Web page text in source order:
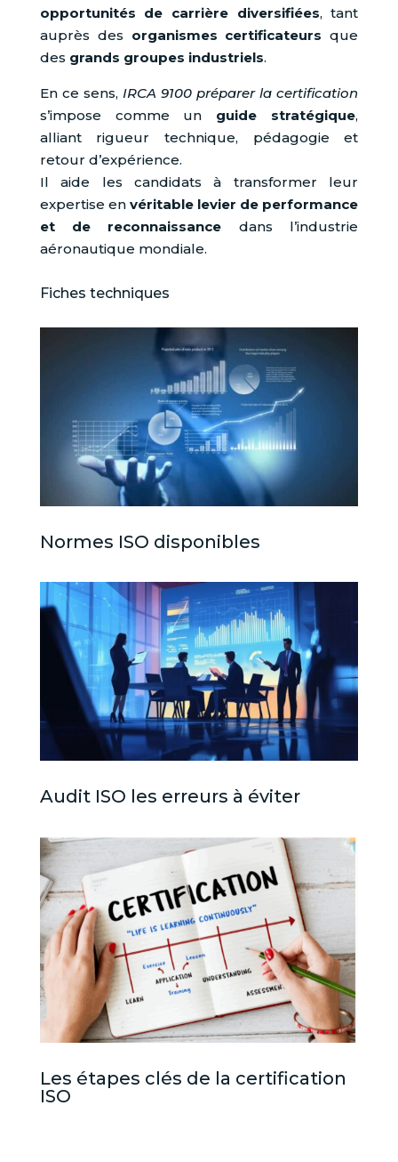
opportunités de carrière diversifiées, tant
auprès des organismes certificateurs que
des grands groupes industriels.
En ce sens, IRCA 9100 préparer la certification
s’impose comme un guide stratégique,
alliant rigueur technique, pédagogie et
retour d’expérience.
Il aide les candidats à transformer leur
expertise en véritable levier de performance
et de reconnaissance dans l’industrie
aéronautique mondiale.
Fiches techniques
Normes ISO disponibles
Audit ISO les erreurs à éviter
Les étapes clés de la certification
ISO